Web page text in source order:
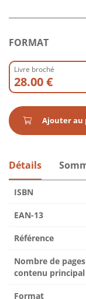
FORMAT
Livre broché
28.00 €
Ajouter au
Détails
ISBN
EAN-13
Référence
Nombre de
contenu principal
Format